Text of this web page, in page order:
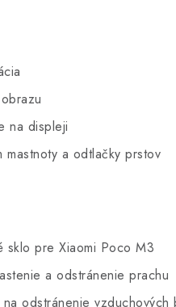
na displeji
mastnoty a odtlačky prstov
sklo pre Xiaomi Poco M3
a odstránenie prachu
odstránenie vzduchových